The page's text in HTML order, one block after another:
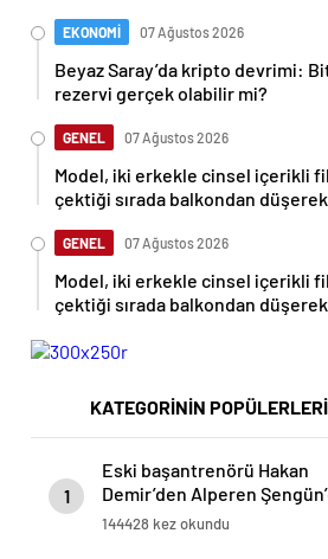
EKONOMİ 07 Ağustos 2026
Beyaz Saray’da kripto devrimi:
rezervi gerçek olabilir mi?
GENEL 07 Ağustos 2026
Model, iki erkekle cinsel içerikli
çektiği sırada balkondan düşerek
GENEL 07 Ağustos 2026
Model, iki erkekle cinsel içerikli
çektiği sırada balkondan düşerek
KATEGORİNİN POPÜLERLERİ
1
Eski başantrenörü Hakan
Demir’den Alperen
övgü
144428 kez okundu